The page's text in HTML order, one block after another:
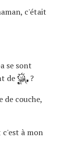
c'était
se sont
de
?
de couche,
à mon